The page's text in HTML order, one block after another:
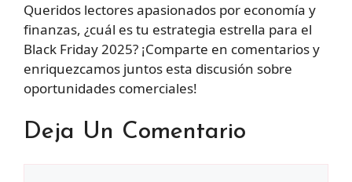
Queridos lectores apasionados por economía y
finanzas, ¿cuál es tu estrategia estrella para el
Black Friday 2025? ¡Comparte en comentarios y
enriquezcamos juntos esta discusión sobre
oportunidades comerciales!
Deja Un Comentario